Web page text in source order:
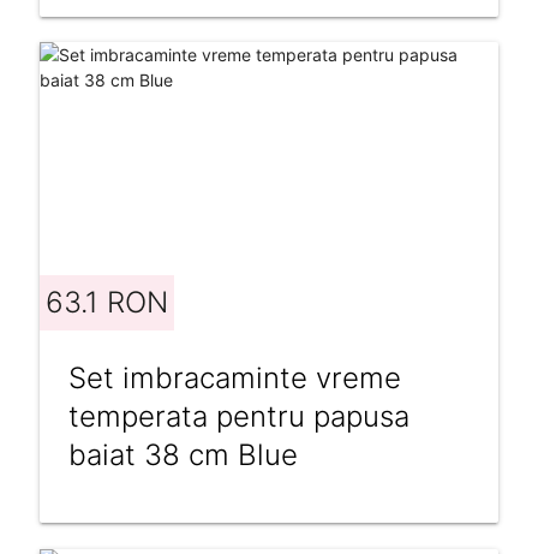
63.1 RON
Set imbracaminte vreme
temperata pentru papusa
baiat 38 cm Blue